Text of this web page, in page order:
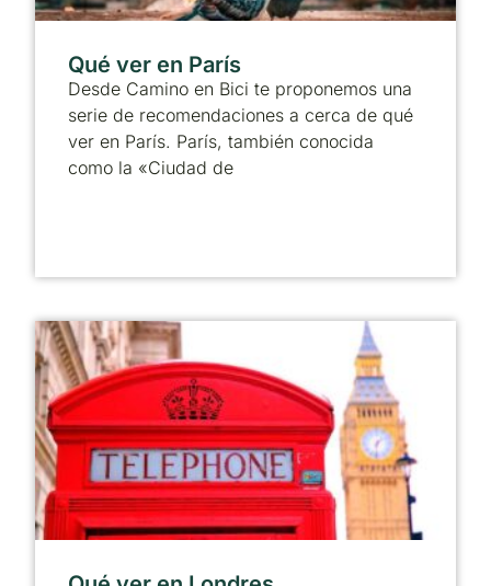
Qué ver en París
Desde Camino en Bici te proponemos una
serie de recomendaciones a cerca de qué
ver en París. París, también conocida
como la «Ciudad de